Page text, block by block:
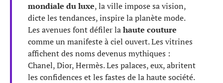
mondiale du luxe, la ville impose sa vision,
dicte les tendances, inspire la planète mode.
Les avenues font défiler lahaute couture
comme un manifeste à ciel ouvert. Les vitrines
affichent des noms devenus mythiques :
Chanel, Dior, Hermès. Les palaces, eux, abritent
les confidences et les fastes de la haute société.